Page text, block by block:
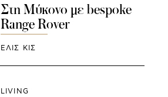
Στη Μύκονο με bespoke
Range Rover
ΕΛΙΣ ΚΙΣ
LIVING